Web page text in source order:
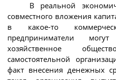
В реальной
совместного вложения
в какое-то
предприниматели
хозяйственное
самостоятельной
факт внесения денежных